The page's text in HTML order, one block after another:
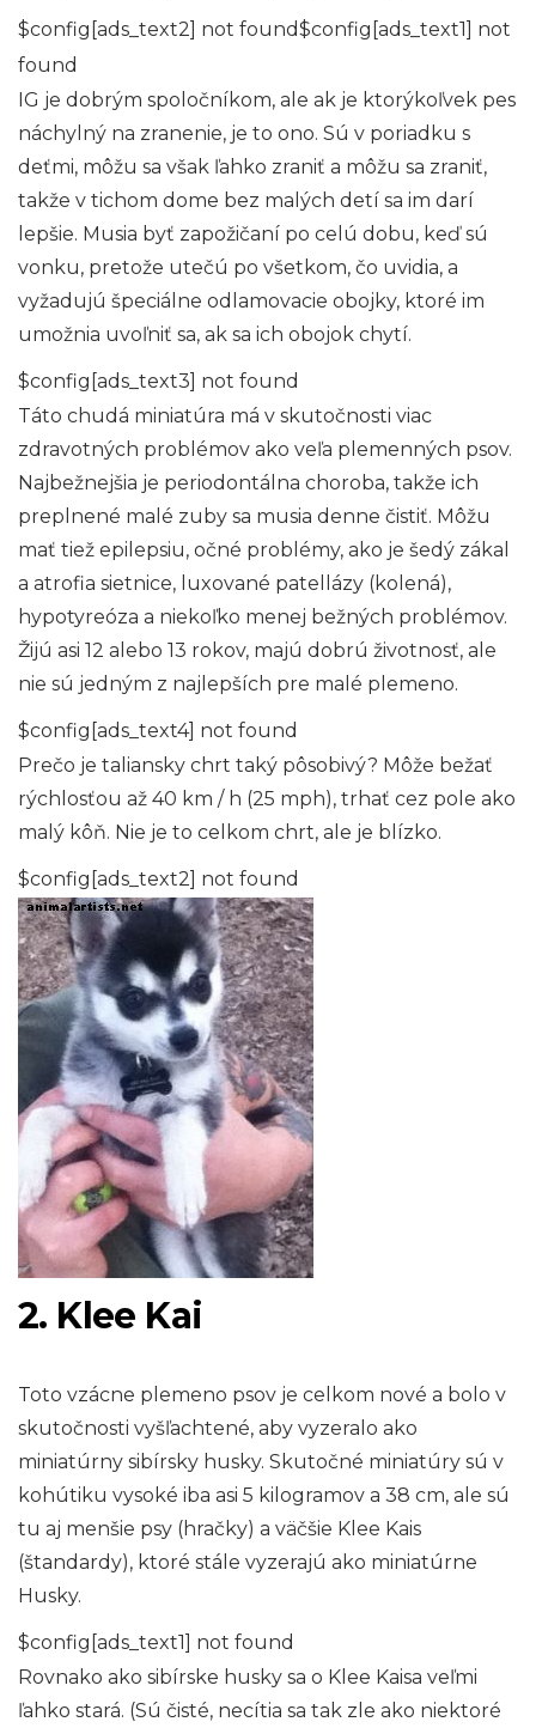
$config[ads_text2] not found$config[ads_text1] not
found
IG je dobrým spoločníkom, ale ak je ktorýkoľvek pes
náchylný na zranenie, je to ono. Sú v poriadku s
deťmi, môžu sa však ľahko zraniť a môžu sa zraniť,
takže v tichom dome bez malých detí sa im darí
lepšie. Musia byť zapožičaní po celú dobu, keď sú
vonku, pretože utečú po všetkom, čo uvidia, a
vyžadujú špeciálne odlamovacie obojky, ktoré im
umožnia uvoľniť sa, ak sa ich obojok chytí.
$config[ads_text3] not found
Táto chudá miniatúra má v skutočnosti viac
zdravotných problémov ako veľa plemenných psov.
Najbežnejšia je periodontálna choroba, takže ich
preplnené malé zuby sa musia denne čistiť. Môžu
mať tiež epilepsiu, očné problémy, ako je šedý zákal
a atrofia sietnice, luxované patellázy (kolená),
hypotyreóza a niekoľko menej bežných problémov.
Žijú asi 12 alebo 13 rokov, majú dobrú životnosť, ale
nie sú jedným z najlepších pre malé plemeno.
$config[ads_text4] not found
Prečo je taliansky chrt taký pôsobivý? Môže bežať
rýchlosťou až 40 km / h (25 mph), trhať cez pole ako
malý kôň. Nie je to celkom chrt, ale je blízko.
$config[ads_text2] not found
2. Klee Kai
Toto vzácne plemeno psov je celkom nové a bolo v
skutočnosti vyšľachtené, aby vyzeralo ako
miniatúrny sibírsky husky. Skutočné miniatúry sú v
kohútiku vysoké iba asi 5 kilogramov a 38 cm, ale sú
tu aj menšie psy (hračky) a väčšie Klee Kais
(štandardy), ktoré stále vyzerajú ako miniatúrne
Husky.
$config[ads_text1] not found
Rovnako ako sibírske husky sa o Klee Kaisa veľmi
ľahko stará. (Sú čisté, necítia sa tak zle ako niektoré